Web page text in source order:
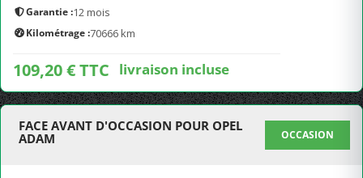
Garantie :12 mois
Kilométrage :70666 km
109,20 € TTC livraison incluse
FACE AVANT D'OCCASION POUR OPEL
ADAM
OCCASION